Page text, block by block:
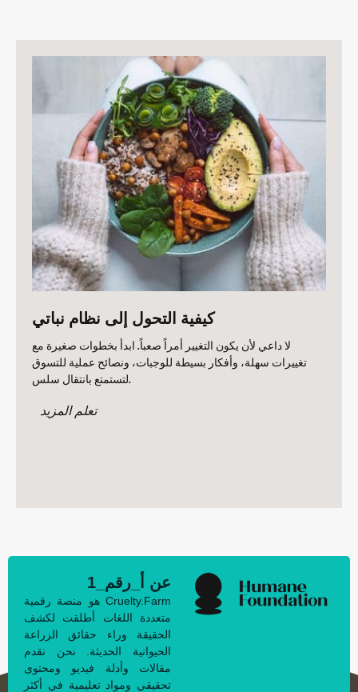
كيفية التحول إلى نظام نباتي
لا داعي لأن يكون التغيير أمراً صعباً. ابدأ بخطوات صغيرة مع
تغييرات سهلة، وأفكار بسيطة للوجبات، ونصائح عملية للتسوق
لتستمتع بانتقال سلس.
تعلم المزيد
عن أ_رقم_1
Cruelty.Farm هو منصة رقمية
متعددة اللغات أطلقت لكشف
الحقيقة وراء حقائق الزراعة
الحيوانية الحديثة. نحن نقدم
مقالات وأدلة فيديو ومحتوى
تحقيقي ومواد تعليمية في أكثر